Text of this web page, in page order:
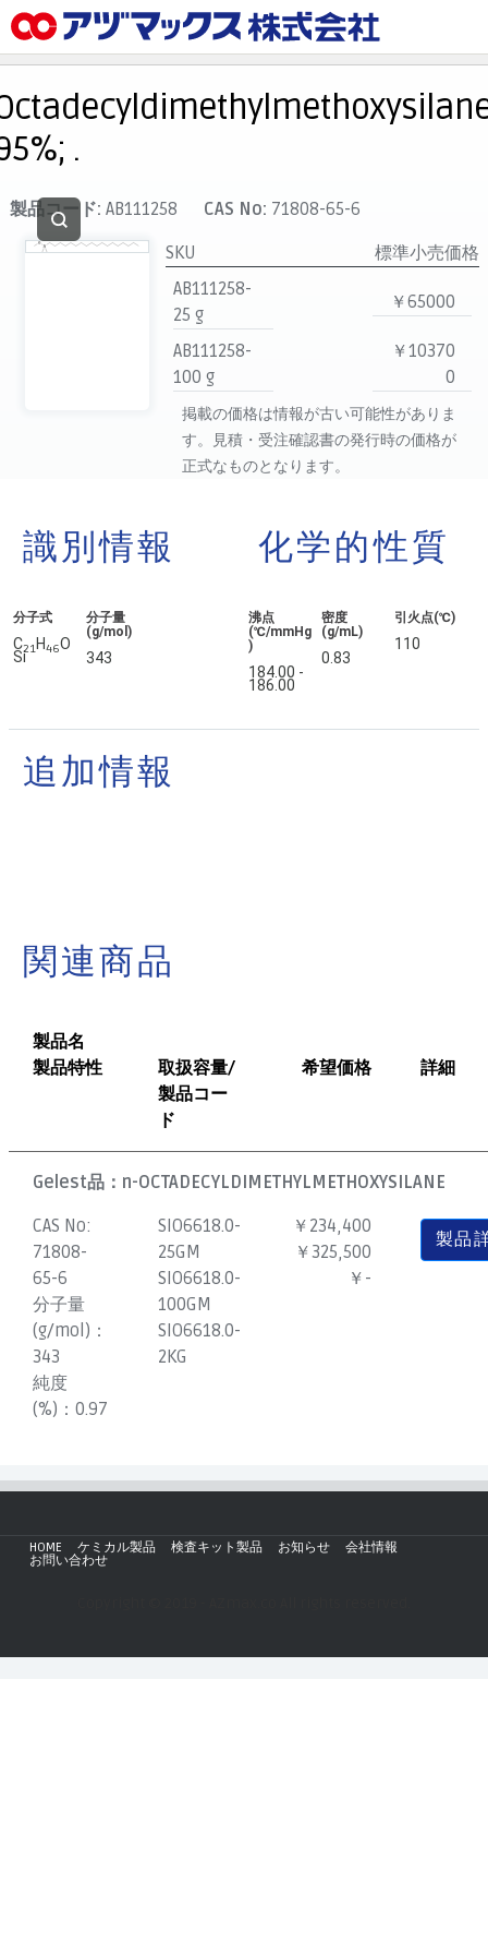
お気に入り
カート
マイアカウント
主要取扱ブランド
.
製品コード: AB111258 CAS No: 71808-65-6
SKU
標準小売価格
AB111258-
25 g
￥65000
AB111258-
100 g
￥10370
0
掲載の価格は情報が古い可能性がありま
す。見積・受注確認書の発行時の価格が
正式なものとなります。
識別情報
分子式
C21H46O
Si
分子量
(g/mol)
343
化学的性質
沸点
(℃/mmHg
)
184.00 -
186.00
密度
(g/mL)
0.83
引火点(℃)
110
追加情報
関連商品
製品名
製品特性
取扱容量/
製品コー
ド
希望価格 詳細
Gelest品： n-OCTADECYLDIMETHYLMETHOXYSILANE
CAS No:
71808-
65-6
分子量
(g/mol)：
343
純度
(%)：0.97
SIO6618.0-
25GM
SIO6618.0-
100GM
SIO6618.0-
2KG
￥234,400
￥325,500
￥-
製品
HOME ケミカル製品 検査キット製品 お知らせ
会社情報
お問い合わせ